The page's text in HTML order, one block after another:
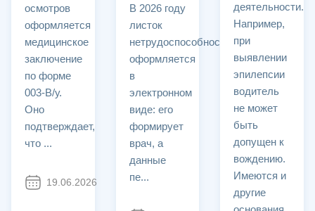
осмотров
оформляется
медицинское
заключение
по форме
003-В/у.
Оно
подтверждает,
что ...
19.06.2026 2810
В 2026 году
листок
нетрудоспособности
оформляется
в
электронном
виде: его
формирует
врач, а
данные
пе...
деятельности.
Например,
при
выявлении
эпилепсии
водитель
не может
быть
допущен к
вождению.
Имеются и
другие